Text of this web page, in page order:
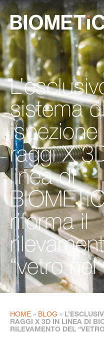
sistema
ispezione
raggi X
linea di
riforma il
“vetro nel
HOME » BLOG »
RAGGI X 3D IN LINEA DI
RILEVAMENTO DEL